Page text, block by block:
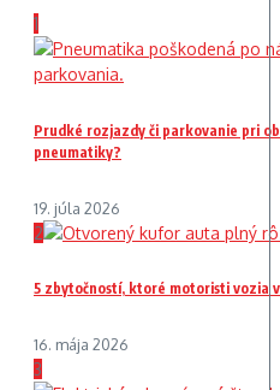
1
Prudké rozjazdy či parkovanie pri
pneumatiky?
19. júla 2026
2
5 zbytočností, ktoré motoristi vozia
16. mája 2026
3